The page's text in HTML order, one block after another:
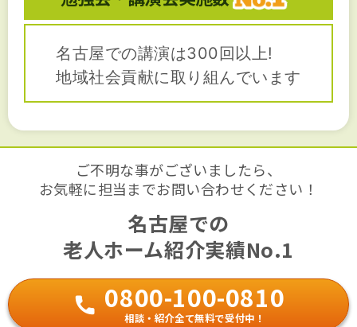
名古屋での講演は300回以上!
地域社会貢献に取り組んでいます
ご不明な事がございましたら、
お気軽に担当までお問い合わせください！
名古屋での
老人ホーム紹介実績No.1
0800-100-0810
相談・紹介全て無料で受付中！